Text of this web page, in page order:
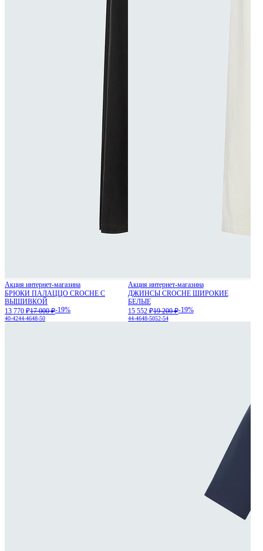
Акция интернет-магазина
БРЮКИ ПАЛАЦЦО CROCHE С
ВЫШИВКОЙ
13 770 ₽17 000 ₽-19%
40-4244-4648-50
Акция интернет-магазина
ДЖИНСЫ CROCHE ШИРОКИЕ
БЕЛЫЕ
15 552 ₽19 200 ₽-19%
44-4648-5052-54